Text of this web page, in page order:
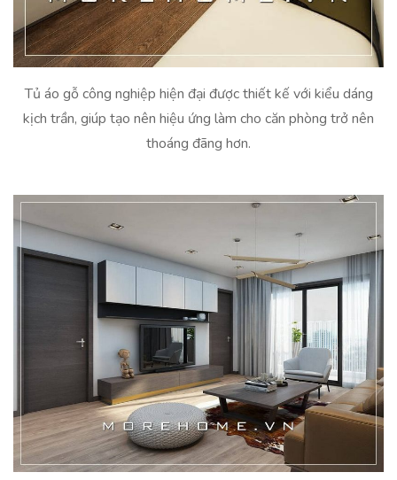
Tủ áo gỗ công nghiệp hiện đại được thiết kế với kiểu dáng
kịch trần, giúp tạo nên hiệu ứng làm cho căn phòng trở nên
thoáng đãng hơn.